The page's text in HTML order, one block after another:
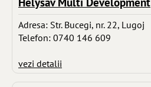
Adresa: Str. Bucegi, nr. 22, Lugoj
Telefon: 0740 146 609
vezi detalii